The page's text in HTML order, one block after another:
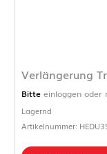
Verlängerung
Bitte einloggen oder
Lagernd
Artikelnummer: